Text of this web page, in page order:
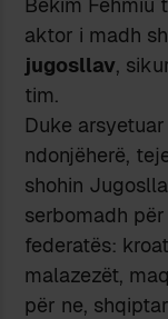
aktor i madh
jugosllav,
tim.
Duke
ndonjëherë,
shohin
serbomadh
federatës:
malazezët,
për ne,